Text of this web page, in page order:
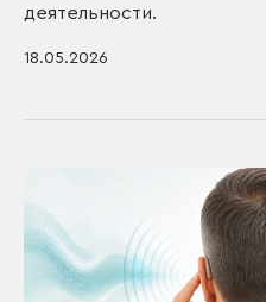
деятельности.
18.05.2026